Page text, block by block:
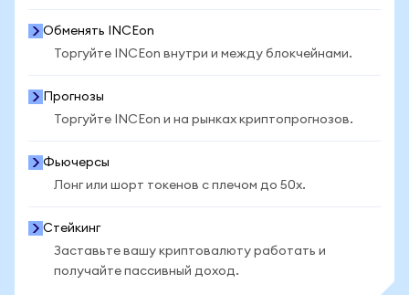
Обменять INCEon
Торгуйте INCEon внутри и между блокчейнами.
Прогнозы
Торгуйте INCEon и на рынках криптопрогнозов.
Фьючерсы
Лонг или шорт токенов с плечом до 50x.
Стейкинг
Заставьте вашу криптовалюту работать и
получайте пассивный доход.